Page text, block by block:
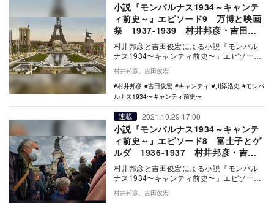
小説『モンパルナス1934～キャンテ
ィ前史～』エピソード9 万博と映画
祭 1937-1939 村井邦彦・吉田俊
宏 作
村井邦彦と吉田俊宏による小説『モンパル
ナス1934〜キャンティ前史〜』エピソード
9では、1937年のパリ万国博覧会から1939
年…
村井邦彦、吉田俊宏
村井邦彦
吉田俊宏 キャンティ 川添浩史
モンパ
ルナス1934〜キャンティ前史〜
連載 2021.10.29 17:00
小説『モンパルナス1934～キャンテ
ィ前史～』エピソード8 富士子とゲ
ルダ 1936-1937 村井邦彦・吉田
俊宏 作
村井邦彦と吉田俊宏による小説『モンパル
ナス1934〜キャンティ前史〜』エピソード
8では、川添紫郎（浩史）がレピュブリック
広場にて…
村井邦彦、吉田俊宏